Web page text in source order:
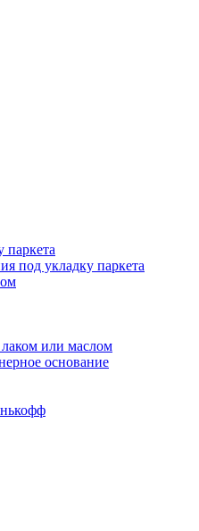
паркета
под укладку паркета
или маслом
основание